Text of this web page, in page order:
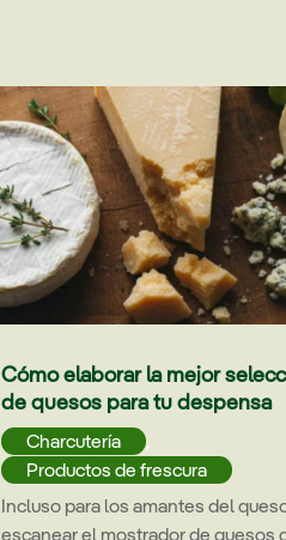
Cómo elaborar la mejor
de quesos para tu despensa
Charcutería
,
Productos de frescura
Incluso para los amantes del
escanear el mostrador de quesos